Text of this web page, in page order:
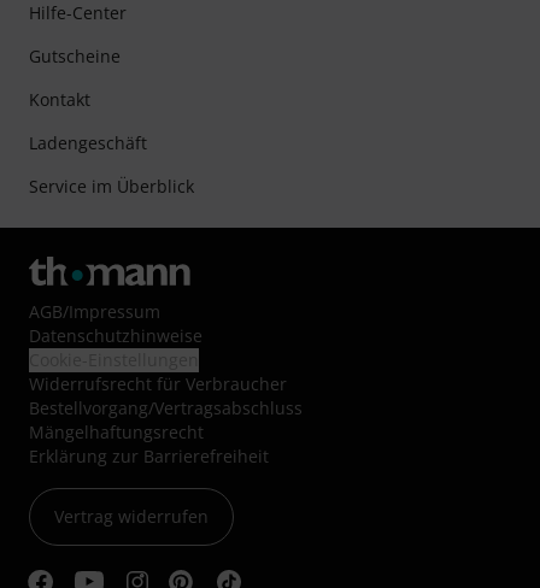
Hilfe-Center
Gutscheine
Kontakt
Ladengeschäft
Service im Überblick
AGB/Impressum
Datenschutzhinweise
Widerrufsrecht für Verbraucher
Bestellvorgang/Vertragsabschluss
Mängelhaftungsrecht
Erklärung zur Barrierefreiheit
Vertrag widerrufen